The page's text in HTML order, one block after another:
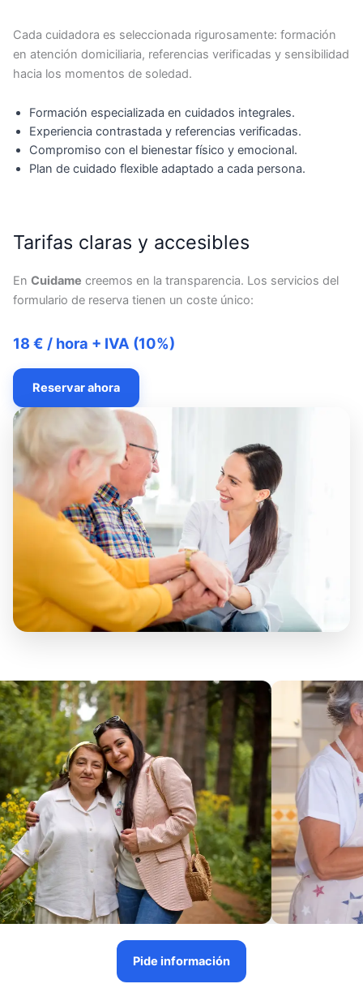
Cada cuidadora es seleccionada rigurosamente: formación
en atención domiciliaria, referencias verificadas y sensibilidad
hacia los momentos de soledad.
Formación especializada en cuidados integrales.
Experiencia contrastada y referencias verificadas.
Compromiso con el bienestar físico y emocional.
Plan de cuidado flexible adaptado a cada persona.
Tarifas claras y accesibles
En Cuidame creemos en la transparencia. Los servicios del
formulario de reserva tienen un coste único:
18 € / hora + IVA (10%)
Reservar ahora
Pide información